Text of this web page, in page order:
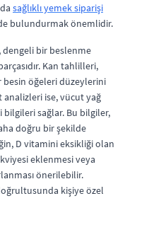
sağlıklı yemek siparişi
bulundurmak önemlidir.
bir beslenme
Kan tahlilleri,
öğeleri düzeylerini
analizleri ise, vücut yağ
bilgileri sağlar. Bu bilgiler,
doğru bir şekilde
D vitamini eksikliği olan
eklenmesi veya
önerilebilir.
kişiye özel